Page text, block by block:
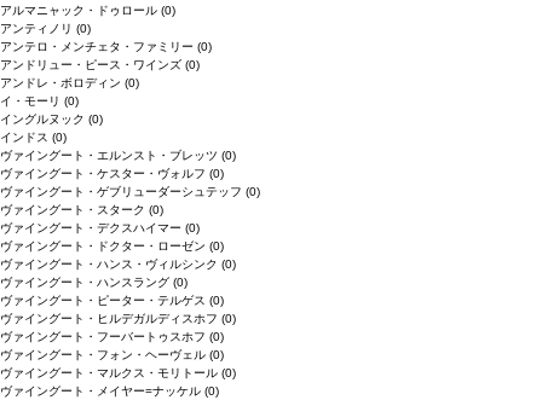
アルマニャック・ドゥロール (0)
アンティノリ (0)
アンテロ・メンチェタ・ファミリー (0)
アンドリュー・ピース・ワインズ (0)
アンドレ・ボロディン (0)
イ・モーリ (0)
イングルヌック (0)
インドス (0)
ヴァイングート・エルンスト・ブレッツ (0)
ヴァイングート・ケスター・ヴォルフ (0)
ヴァイングート・ゲブリューダーシュテッフ (0)
ヴァイングート・スターク (0)
ヴァイングート・デクスハイマー (0)
ヴァイングート・ドクター・ローゼン (0)
ヴァイングート・ハンス・ヴィルシンク (0)
ヴァイングート・ハンスラング (0)
ヴァイングート・ピーター・テルゲス (0)
ヴァイングート・ヒルデガルディスホフ (0)
ヴァイングート・フーバートゥスホフ (0)
ヴァイングート・フォン・ヘーヴェル (0)
ヴァイングート・マルクス・モリトール (0)
ヴァイングート・メイヤー=ナッケル (0)